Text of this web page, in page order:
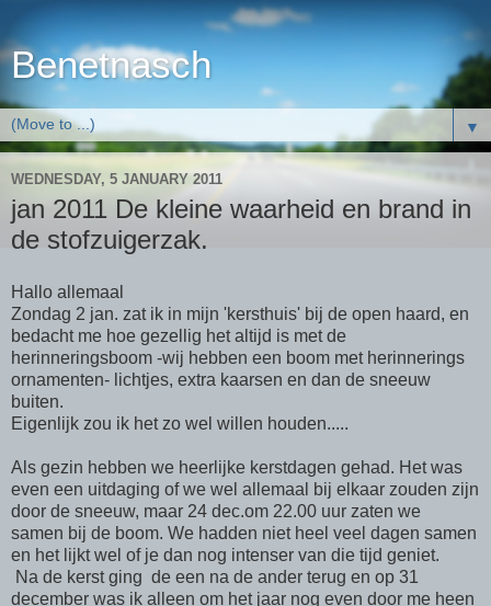
Benetnasch
▼
WEDNESDAY, 5 JANUARY 2011
jan 2011 De kleine waarheid en brand in
de stofzuigerzak.
Hallo allemaal
Zondag 2 jan. zat ik in mijn 'kersthuis' bij de open haard, en
bedacht me hoe gezellig het altijd is met de
herinneringsboom -wij hebben een boom met herinnerings
ornamenten- lichtjes, extra kaarsen en dan de sneeuw
buiten.
Eigenlijk zou ik het zo wel willen houden.....
Als gezin hebben we heerlijke kerstdagen gehad. Het was
even een uitdaging of we wel allemaal bij elkaar zouden zijn
door de sneeuw, maar 24 dec.om 22.00 uur zaten we
samen bij de boom. We hadden niet heel veel dagen samen
en het lijkt wel of je dan nog intenser van die tijd geniet.
Na de kerst ging de een na de ander terug en op 31
december was ik alleen om het jaar nog even door me heen